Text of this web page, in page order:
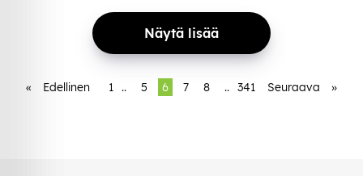
Näytä lisää
« Edellinen 1 .. 5 6 7 8 .. 341 Seuraava »